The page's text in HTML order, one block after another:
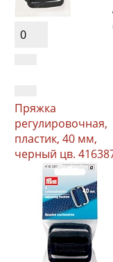
0
Пряжка
регулировочная,
пластик, 40 мм,
черный цв.